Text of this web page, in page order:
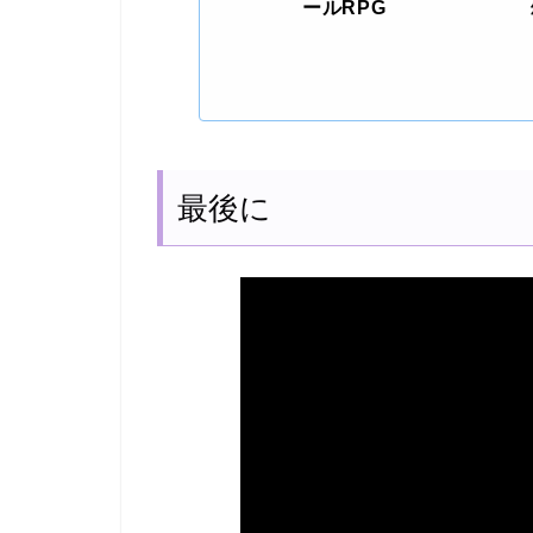
ールRPG
最後に